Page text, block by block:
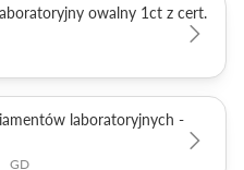
owalny 1ct z cert.
laboratoryjnych -
GD